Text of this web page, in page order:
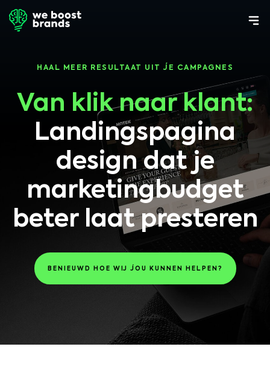
HAAL MEER RESULTAAT UIT JE CAMPAGNES
Van klik naar klant:
Landingspagina
design dat je
marketingbudget
beter laat presteren
BENIEUWD HOE WIJ JOU KUNNEN HELPEN?